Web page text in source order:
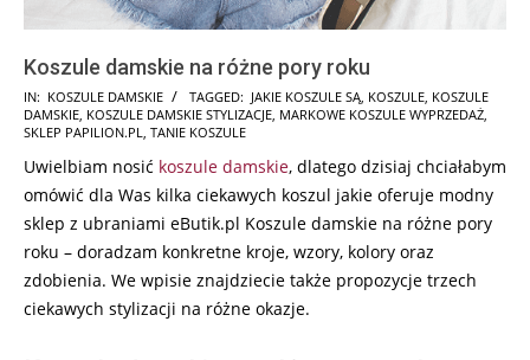
Koszule damskie na różne pory roku
2026-
01-
IN: KOSZULE DAMSKIE TAGGED: JAKIE KOSZULE SĄ KOSZULE KOSZULE
DAMSKIE KOSZULE DAMSKIE STYLIZACJE MARKOWE KOSZULE WYPRZEDAŻ
SKLEP PAPILION.PL
TANIE KOSZULE
Uwielbiam nosić koszule damskie, dlatego dzisiaj chciałabym
omówić dla Was kilka ciekawych koszul jakie oferuje modny
sklep z ubraniami eButik.pl Koszule damskie na różne pory
roku – doradzam konkretne kroje, wzory, kolory oraz
zdobienia. We wpisie znajdziecie także propozycje trzech
ciekawych stylizacji na różne okazje.